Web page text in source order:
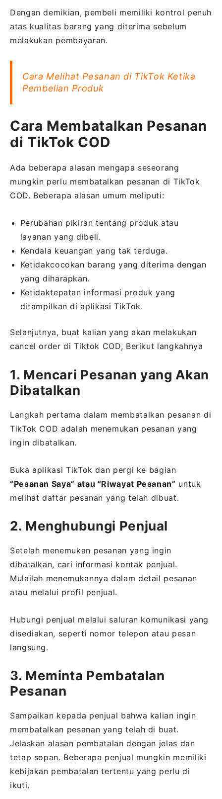
Dengan demikian, pembeli memiliki kontrol penuh
atas kualitas barang yang diterima sebelum
melakukan pembayaran.
Cara Melihat Pesanan di TikTok Ketika
Pembelian Produk
Cara Membatalkan Pesanan
di TikTok COD
Ada beberapa alasan mengapa seseorang
mungkin perlu membatalkan pesanan di TikTok
COD. Beberapa alasan umum meliputi:
Perubahan pikiran tentang produk atau
layanan yang dibeli.
Kendala keuangan yang tak terduga.
Ketidakcocokan barang yang diterima dengan
yang diharapkan.
Ketidaktepatan informasi produk yang
ditampilkan di aplikasi TikTok.
Selanjutnya, buat kalian yang akan melakukan
cancel order di Tiktok COD, Berikut langkahnya
1. Mencari Pesanan yang Akan
Dibatalkan
Langkah pertama dalam membatalkan pesanan di
TikTok COD adalah menemukan pesanan yang
ingin dibatalkan.
Buka aplikasi TikTok dan pergi ke bagian
“Pesanan Saya” atau “Riwayat Pesanan” untuk
melihat daftar pesanan yang telah dibuat.
2. Menghubungi Penjual
Setelah menemukan pesanan yang ingin
dibatalkan, cari informasi kontak penjual.
Mulailah menemukannya dalam detail pesanan
atau melalui profil penjual.
Hubungi penjual melalui saluran komunikasi yang
disediakan, seperti nomor telepon atau pesan
langsung.
3. Meminta Pembatalan
Pesanan
Sampaikan kepada penjual bahwa kalian ingin
membatalkan pesanan yang telah di buat.
Jelaskan alasan pembatalan dengan jelas dan
tetap sopan. Beberapa penjual mungkin memiliki
kebijakan pembatalan tertentu yang perlu di
ikuti.